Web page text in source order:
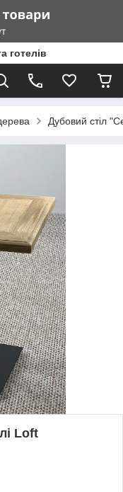
готелів
Дубовий стіл
Loft